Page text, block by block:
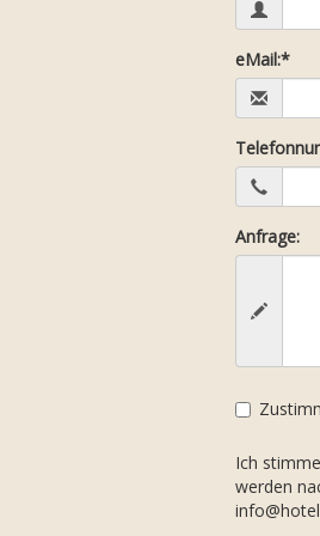
eMail:*
Anfrage:
Ich
werden